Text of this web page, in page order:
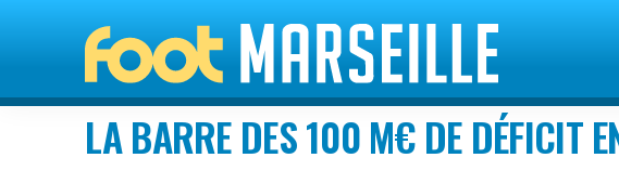
LA BARRE DES 100 M€ DE DÉFICIT